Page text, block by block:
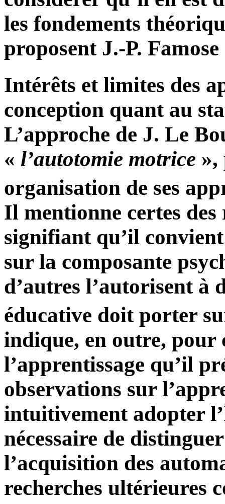
les fondements
proposent J.-P.
Intérêts et limites des
conception quant au
L’approche de J. Le
« l’autotomie motrice »,
organisation de ses
Il mentionne certes
signifiant qu’il
sur la composante
d’autres l’autorisent à
éducative doit porter
indique, en outre, pour
l’apprentissage qu’il
observations sur
intuitivement adopter
nécessaire de
l’acquisition des
recherches ultérieures